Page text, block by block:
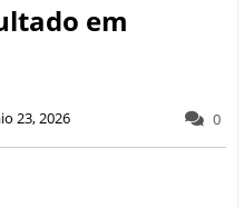
em
23, 2026 0